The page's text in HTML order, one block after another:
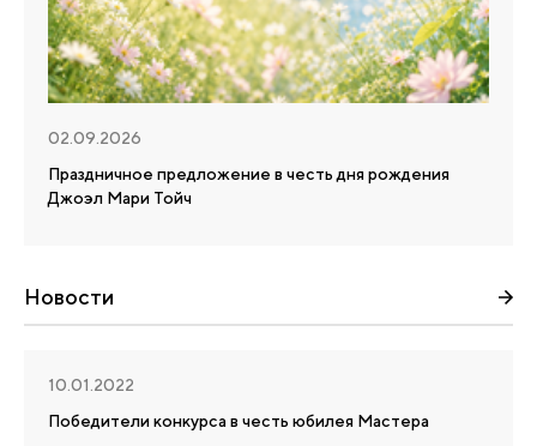
02.09.2026
Праздничное предложение в честь дня рождения
Джоэл Мари Тойч
Новости
10.01.2022
Победители конкурса в честь юбилея Мастера